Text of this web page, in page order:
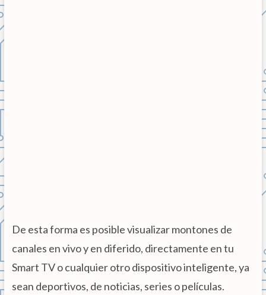
De esta forma es posible visualizar montones de
canales en vivo y en diferido, directamente en tu
Smart TV o cualquier otro dispositivo inteligente, ya
sean deportivos, de noticias, series o películas.